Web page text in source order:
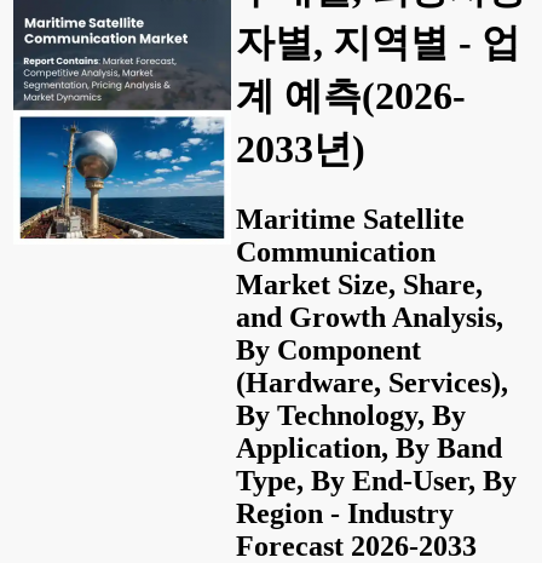
자별, 지역별 - 업
계 예측(2026-
2033년)
Maritime Satellite
Communication
Market Size, Share,
and Growth Analysis,
By Component
(Hardware, Services),
By Technology, By
Application, By Band
Type, By End-User, By
Region - Industry
Forecast 2026-2033